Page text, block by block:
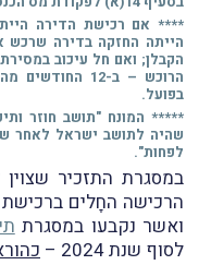
****
הייתה החזקה בדירה שרכש
הקבלן; ואם חל עיכוב
הרוכש – ב-12
בפועל.
***** המונח "תושב חוזר
שהיה לתושב ישראל לאחר
לפחות".
במסגרת התזכיר
הרכישה החָלים ברכישת
ואשר נקבעו במסגרת תיקון
לסוף שנת 2024 –